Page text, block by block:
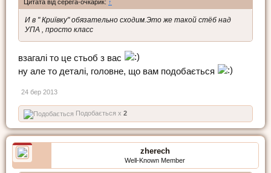
Цитата від серега-очкарик: ↑
И в " Криївку" обязательно сходим.Это же такой стёб над
УПА , просто класс
взагалі то це стьоб з вас
ну але то деталі, головне, що вам подобається
24 бер 2013
Подобається x 2
zherech
Well-Known Member